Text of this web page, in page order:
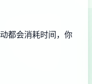
都会消耗时间，你